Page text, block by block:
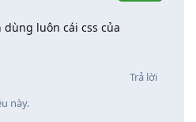
dùng luôn cái css của
Trả lời
này.